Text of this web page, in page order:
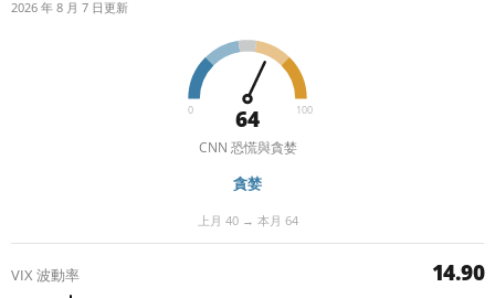
2026 年 8 月 7 日更新
0 100
64
CNN 恐慌與貪婪
貪婪
上月 40 → 本月 64
VIX 波動率 14.90